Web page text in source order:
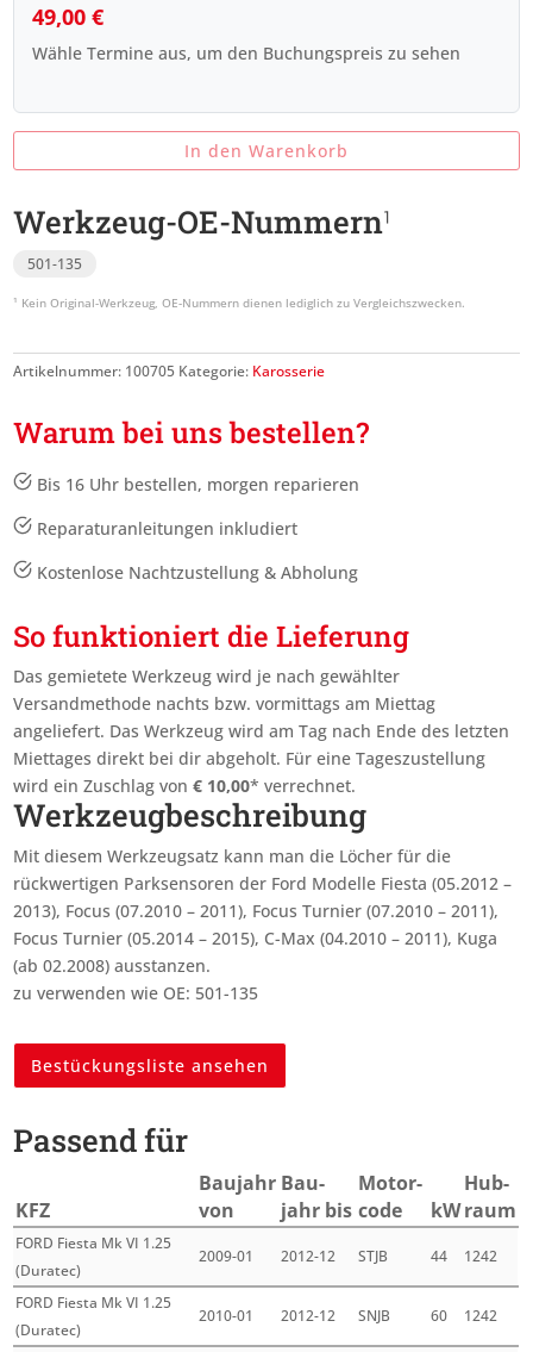
49,00€
Wähle Termine aus, um den Buchungspreis zu sehen
In den Warenkorb
Werkzeug-OE-Nummern
501-135
Artikelnummer: 100705 Kategorie: Karosserie
Warum bei uns bestellen?
Bis 16 Uhr bestellen, morgen reparieren
Reparaturanleitungen inkludiert
Kostenlose Nachtzustellung & Abholung
So funktioniert die Lieferung
Das gemietete Werkzeug wird je nach gewählter
Versandmethode nachts bzw. vormittags am Miettag
angeliefert. Das Werkzeug wird am Tag nach Ende des letzten
Miettagesdirekt bei dir abgeholt. Für eine Tageszustellung
wird ein Zuschlag von€ 10,00* verrechnet.
Werkzeugbeschreibung
Mit diesem Werkzeugsatz kann man die Löcher für die
rückwertigen Parksensoren der Ford Modelle Fiesta (05.2012 –
2013), Focus (07.2010 – 2011), Focus Turnier (07.2010 – 2011),
Focus Turnier (05.2014 – 2015), C-Max (04.2010 – 2011), Kuga
(ab 02.2008) ausstanzen.
zu verwenden wie OE: 501-135
Bestückungsliste ansehen
Passend für
KFZ
Bau­jahr
von
Bau­
jahr bis
Motor­
code
kW
Hub­
raum
FORD Fiesta Mk VI 1.25
(Duratec)
2009-01 2012-12 STJB 44 1242
FORD Fiesta Mk VI 1.25
(Duratec)
2010-01 2012-12 SNJB 60 1242